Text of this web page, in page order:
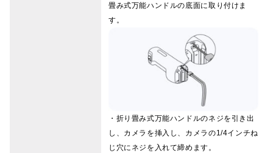
畳み式万能ハンドルの底面に取り付けま
す。
・折り畳み式万能ハンドルのネジを引き出
し、カメラを挿入し、カメラの1/4インチね
じ穴にネジを入れて締めます。